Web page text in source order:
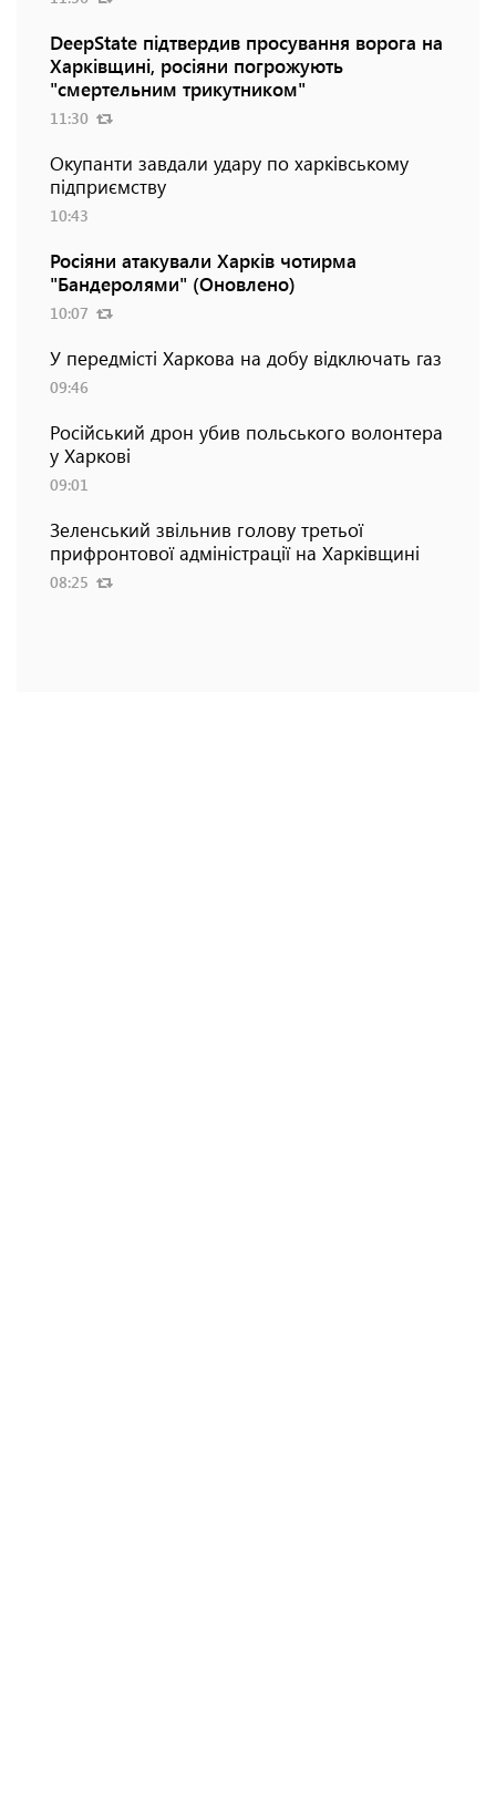
DeepState підтвердив просування ворога на
Харківщині, росіяни погрожують
"смертельним трикутником"
11:30
Окупанти завдали удару по харківському
підприємству
10:43
Росіяни атакували Харків чотирма
"Бандеролями" (Оновлено)
10:07
У передмісті Харкова на добу відключать газ
09:46
Російський дрон убив польського волонтера
у Харкові
09:01
Зеленський звільнив голову третьої
прифронтової адміністрації на Харківщині
08:25